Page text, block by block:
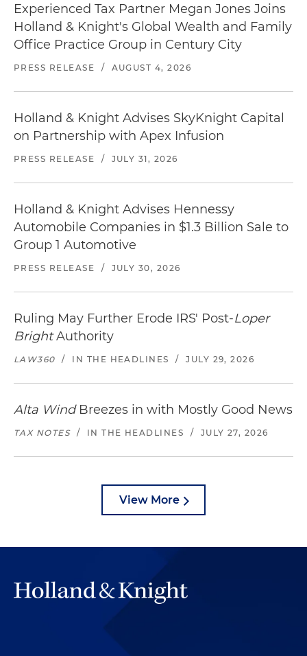
Experienced Tax Partner Megan Jones Joins
Holland & Knight's Global Wealth and Family
Office Practice Group in Century City
PRESS RELEASE / AUGUST 4, 2026
Holland & Knight Advises SkyKnight Capital
on Partnership with Apex Infusion
PRESS RELEASE / JULY 31, 2026
Holland & Knight Advises Hennessy
Automobile Companies in $1.3 Billion Sale to
Group 1 Automotive
PRESS RELEASE / JULY 30, 2026
Ruling May Further Erode IRS' Post-Loper
BrightAuthority
LAW360 / IN THE HEADLINES / JULY 29, 2026
Alta WindBreezes in with Mostly Good News
TAX NOTES / IN THE HEADLINES / JULY 27, 2026
View More